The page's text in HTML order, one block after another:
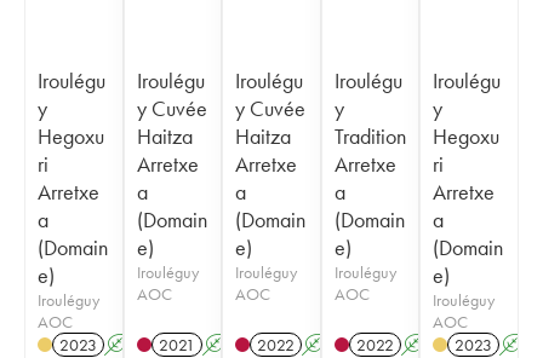
Iroulégu
y
Hegoxu
ri
Arretxe
a
(Domain
e)
Irouléguy
AOC
2023 A
Iroulégu
y Cuvée
Haitza
Arretxe
a
(Domain
e)
Irouléguy
AOC
2021 A
Iroulégu
y Cuvée
Haitza
Arretxe
a
(Domain
e)
Irouléguy
AOC
2022 A
Iroulégu
y
Tradition
Arretxe
a
(Domain
e)
Irouléguy
AOC
2022 A
Iroulégu
y
Hegoxu
ri
Arretxe
a
(Domain
e)
Irouléguy
AOC
2023 A